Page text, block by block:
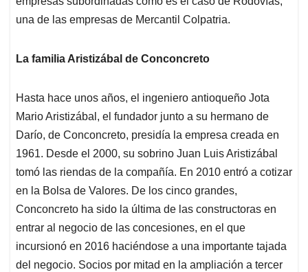
una de las empresas de Mercantil Colpatria.
La familia Aristizábal de Conconcreto
Hasta hace unos años, el ingeniero antioqueño Jota
Mario Aristizábal, el fundador junto a su hermano de
Darío, de Conconcreto, presidía la empresa creada en
1961. Desde el 2000, su sobrino Juan Luis Aristizábal
tomó las riendas de la compañía. En 2010 entró a cotizar
en la Bolsa de Valores. De los cinco grandes,
Conconcreto ha sido la última de las constructoras en
entrar al negocio de las concesiones, en el que
incursionó en 2016 haciéndose a una importante tajada
del negocio. Socios por mitad en la ampliación a tercer